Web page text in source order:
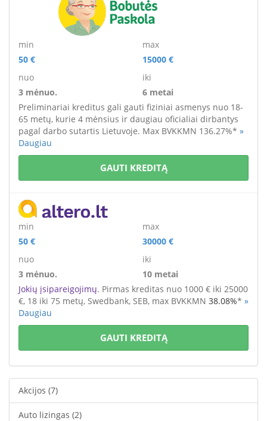
min
50 €
max
15000 €
nuo
3 mėnuo.
iki
6 metai
Preliminariai kreditus gali gauti fiziniai asmenys nuo 18-
65 metų, kurie 4 mėnsius ir daugiau oficialiai dirbantys
pagal darbo sutartis Lietuvoje. Max BVKKMN 136.27%* »
Daugiau
GAUTI KREDITĄ
min
50 €
max
30000 €
nuo
3 mėnuo.
iki
10 metai
Jokių įsipareigojimų. Pirmas kreditas nuo 1000 € iki 25000
€, 18 iki 75 metų, Swedbank, SEB, max BVKKMN 38.08%* »
Daugiau
GAUTI KREDITĄ
Akcijos (7)
Auto lizingas (2)